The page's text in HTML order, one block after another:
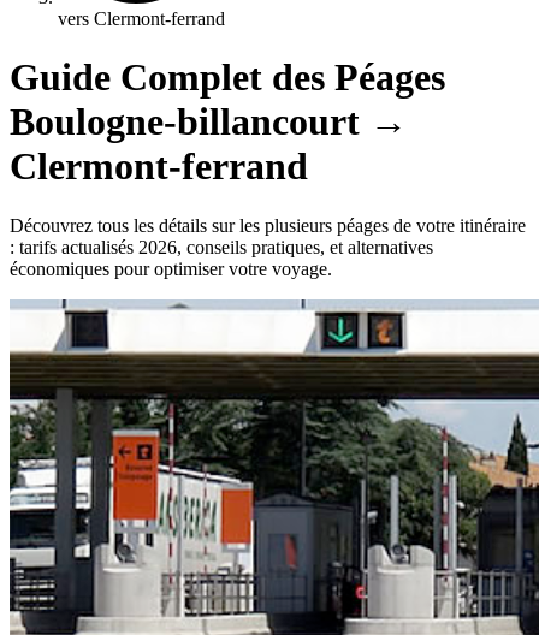
vers Clermont-ferrand
Guide Complet des Péages
Boulogne-billancourt →
Clermont-ferrand
Découvrez tous les détails sur les plusieurs péages de votre itinéraire
: tarifs actualisés 2026, conseils pratiques, et alternatives
économiques pour optimiser votre voyage.